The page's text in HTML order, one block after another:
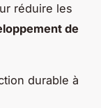
réduire les
de
durable à